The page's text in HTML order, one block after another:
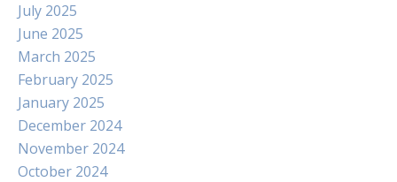
July 2025
June 2025
March 2025
February 2025
January 2025
December 2024
November 2024
October 2024